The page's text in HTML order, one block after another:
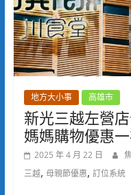
地方大小事 高雄市
新光三越左營
媽媽購物優惠
2025 年 4 月 22 日
三越, 母親節優惠, 訂位系統